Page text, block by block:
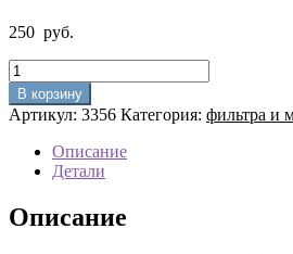
250 руб.
Количество
товара
Пылесборник-
мешок(бумага)
В корзину
Артикул: 3356 Категория: фильтра и
Описание
Детали
Описание